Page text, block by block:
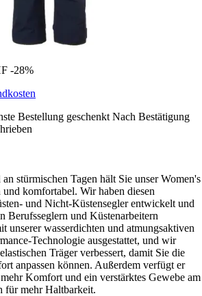
-28%
Bestellung geschenkt Nach Bestätigung
stürmischen Tagen hält Sie unser Women's
komfortabel. Wir haben diesen
und Nicht-Küstensegler entwickelt und
Berufsseglern und Küstenarbeitern
unserer wasserdichten und atmungsaktiven
Technologie ausgestattet, und wir
Träger verbessert, damit Sie die
anpassen können. Außerdem verfügt er
Komfort und ein verstärktes Gewebe am
für mehr Haltbarkeit.